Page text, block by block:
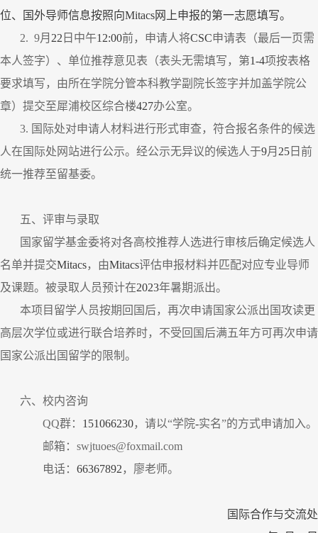
位、国外导师信息按照向Mitacs网上申报的第一志愿填写。
2. 9月 22 日中午12:00前，申请人将CSC申请表（最后一页需
本人签字）、单位推荐意见表（表头无需填写，第1-4项按表格
要求填写，由所在学院分管本科教学副院长签字并加盖学院公
章）提交至犀浦校区综合楼427办公室。
3. 国际处对申请人材料进行形式审查，符合报名条件的候选
人在国际处网站进行公示。经公示无异议的候选人于9月 25 日 前
统一推荐至留基委。
五、评审与录取
国家留学基金委将对各高校推荐人选进行审核后确定候选人
名单并提交Mitacs，由Mitacs评估申报材料并匹配对应专业导师
及课题。被录取人员预计在2023年暑期派出。
本项目留学人员按期回国后，再次申请国家公派出国攻读更
高层次学位或进行联合培养时，不受回国后满五年方可再次申请
国家公派出国留学的限制。
六、校内咨询
QQ群： 151066230，请以“学院-实名”的方式申请加入。
邮箱： swjtuoes@foxmail.com
电话： 66367892 ，廖老师。
国际合作与交流处